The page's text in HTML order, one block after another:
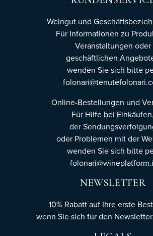
Weingut und
Für Informationen zu
Veranstaltungen oder
geschäftlichen
wenden Sie sich bitte
Online-Bestellungen und
Für Hilfe bei Einkäufen,
der
oder Problemen mit der
wenden Sie sich bitte
NEWSLETTER
10% Rabatt auf Ihre erste
wenn Sie sich für den Newsletter